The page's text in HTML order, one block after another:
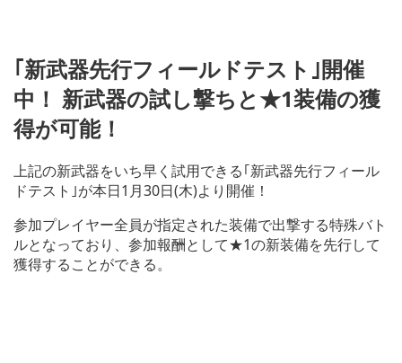
｢新武器先行フィールドテスト｣開催
中！ 新武器の試し撃ちと★1装備の獲
得が可能！
上記の新武器をいち早く試用できる｢新武器先行フィール
ドテスト｣が本日1月30日(木)より開催！
参加プレイヤー全員が指定された装備で出撃する特殊バト
ルとなっており、参加報酬として★1の新装備を先行して
獲得することができる。